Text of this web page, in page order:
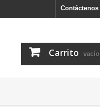
Contáctenos
Carrito vacío